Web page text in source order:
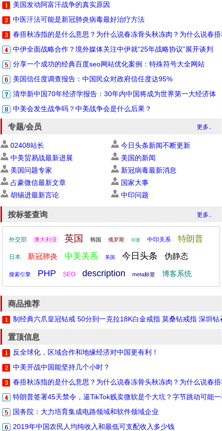
美国发动阿富汗战争的真实原因
中医汗法可能是新冠肺炎病毒最好治疗方法
春捂秋冻指的是什么意思？为什么说春冻骨头秋冻肉？为什么说春
中伊全面战略合作？境外媒体关注中伊就“25年战略协议”展开谈判
分享一个成功的经典百度seo网站优化案例：特殊符号大全网站
美国信任度调查报告：中国民众对政府信任度达95%
清华新中国70年经济学报告：30年内中国将成为世界第一大经济体
中美会发生战争吗？中美战争会是什么后果？
更多..
专题/会员
02408站长
今日头条新闻不断更新
中美贸易战最新进展
美国的新闻
美国问题专家
新冠病毒最新消息
占豪微信最新文章
国家大事
胡锡进最新言论
中印问题
更多..
按标签查询
外交部 澳大利亚 英国 韩国 俄罗斯 印度 中印关系 特朗普
日本 新冠肺炎 中美关系 美国 今日头条 伪静态
搜索引擎 PHP SEO description meta标签 博客系统
商品推荐
制经典六爪皇冠钻戒 50分到一克拉18K白金戒指 莫桑钻戒指 深圳钻
置顶信息
反全球化，区域合作和地缘经济对中国更有利！
中美开战中国能坚持几个小时？
春捂秋冻指的是什么意思？为什么说春冻骨头秋冻肉？为什么说春
特朗普签署45天禁令，逼TikTok贱卖微软是个大坑？字节跳动可能
国务院：大力培育集成电路领域和软件领域企业
2019年中国农民人均纯收入和最低可支配收入多少钱